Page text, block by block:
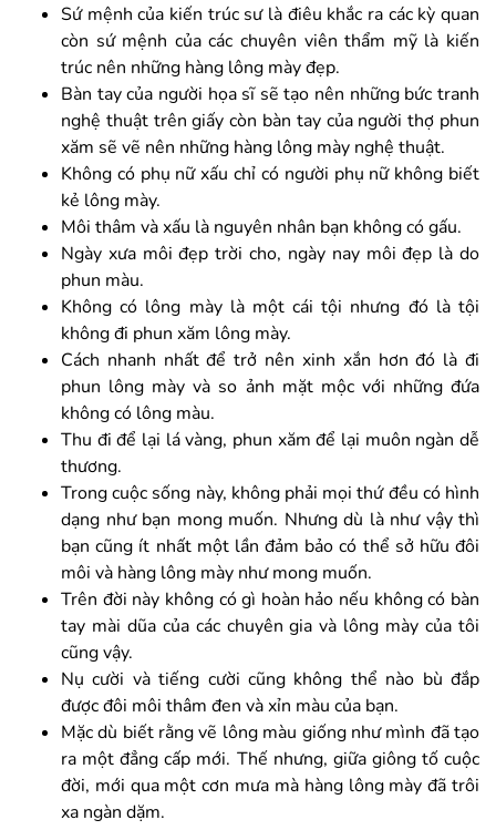
Sứ mệnh của kiến trúc sư là điêu khắc ra các kỳ quan
còn sứ mệnh của các chuyên viên thẩm mỹ là kiến
trúc nên những hàng lông mày đẹp.
Bàn tay của người họa sĩ sẽ tạo nên những bức tranh
nghệ thuật trên giấy còn bàn tay của người thợ phun
xăm sẽ vẽ nên những hàng lông mày nghệ thuật.
Không có phụ nữ xấu chỉ có người phụ nữ không biết
kẻ lông mày.
Môi thâm và xấu là nguyên nhân bạn không có gấu.
Ngày xưa môi đẹp trời cho, ngày nay môi đẹp là do
phun màu.
Không có lông mày là một cái tội nhưng đó là tội
không đi phun xăm lông mày.
Cách nhanh nhất để trở nên xinh xắn hơn đó là đi
phun lông mày và so ảnh mặt mộc với những đứa
không có lông màu.
Thu đi để lại lá vàng, phun xăm để lại muôn ngàn dễ
thương.
Trong cuộc sống này, không phải mọi thứ đều có hình
dạng như bạn mong muốn. Nhưng dù là như vậy thì
bạn cũng ít nhất một lần đảm bảo có thể sở hữu đôi
môi và hàng lông mày như mong muốn.
Trên đời này không có gì hoàn hảo nếu không có bàn
tay mài dũa của các chuyên gia và lông mày của tôi
cũng vậy.
Nụ cười và tiếng cười cũng không thể nào bù đắp
được đôi môi thâm đen và xỉn màu của bạn.
Mặc dù biết rằng vẽ lông màu giống như mình đã tạo
ra một đẳng cấp mới. Thế nhưng, giữa giông tố cuộc
đời, mới qua một cơn mưa mà hàng lông mày đã trôi
xa ngàn dặm.